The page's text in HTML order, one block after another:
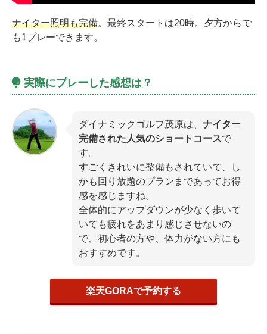
ナイター照明も完備。最終スタートは20時。夕方からで
も1プレーできます。
実際にプレーした感想は？
ダイナミックゴルフ茂原は、 ナイター
完備された人気のショートコースで
す。
すごくきれいに整備もされていて、し
かも回り放題のプランまであってお得
感を感じますね。
全体的にアップダウンが少なく歩いて
いても疲れをあまり感じさせないの
で、初心者の方や、体力がない方にも
おすすめです。
楽天GORAで予約する